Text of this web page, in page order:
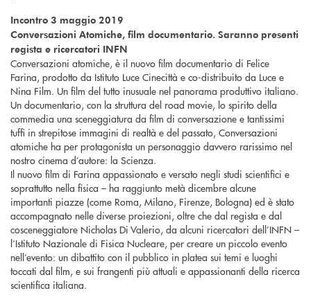
Incontro 3 maggio 2019
Conversazioni Atomiche, film documentario. Saranno presenti
regista e ricercatori INFN
Conversazioni atomiche, è il nuovo film documentario di Felice
Farina, prodotto da Istituto Luce Cinecittà e co-distribuito da Luce e
Nina Film. Un film del tutto inusuale nel panorama produttivo italiano.
Un documentario, con la struttura del road movie, lo spirito della
commedia una sceneggiatura da film di conversazione e tantissimi
tuffi in strepitose immagini di realtà e del passato, Conversazioni
atomiche ha per protagonista un personaggio davvero rarissimo nel
nostro cinema d’autore: la Scienza.
Il nuovo film di Farina appassionato e versato negli studi scientifici e
soprattutto nella fisica – ha raggiunto metà dicembre alcune
importanti piazze (come Roma, Milano, Firenze, Bologna) ed è stato
accompagnato nelle diverse proiezioni, oltre che dal regista e dal
cosceneggiatore Nicholas Di Valerio, da alcuni ricercatori dell’INFN –
l’Istituto Nazionale di Fisica Nucleare, per creare un piccolo evento
nell’evento: un dibattito con il pubblico in platea sui temi e luoghi
toccati dal film, e sui frangenti più attuali e appassionanti della ricerca
scientifica italiana.